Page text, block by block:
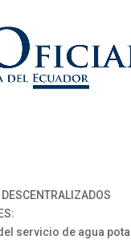
servicio de agua